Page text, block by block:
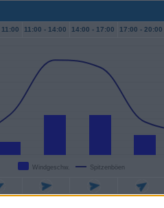
11:00 11:00 - 14:00 14:00 - 17:00 17:00 - 20:00
Windgeschw. Spitzenböen